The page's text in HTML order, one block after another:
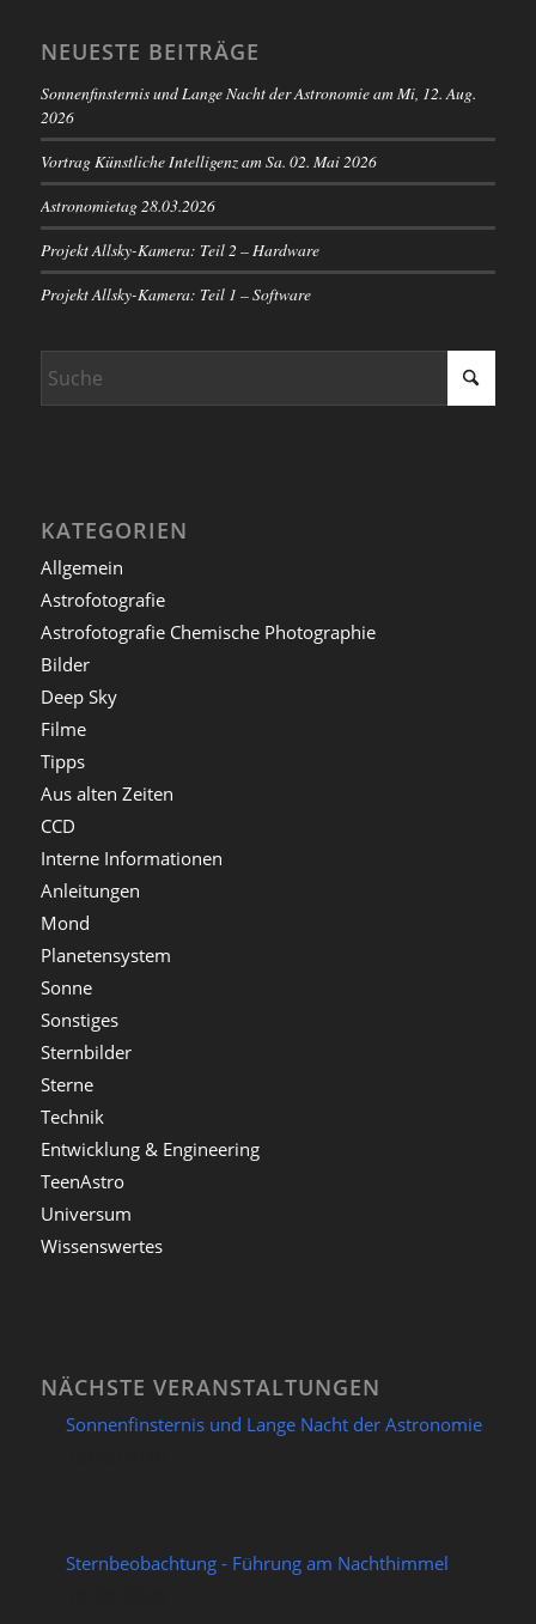
NEUESTE BEITRÄGE
Sonnenfinsternis und Lange Nacht der Astronomie am Mi, 12. Aug.
2026
Vortrag Künstliche Intelligenz am Sa. 02. Mai 2026
Astronomietag 28.03.2026
Projekt Allsky-Kamera: Teil 2 – Hardware
Projekt Allsky-Kamera: Teil 1 – Software
KATEGORIEN
Allgemein
Astrofotografie
Astrofotografie Chemische Photographie
Bilder
Deep Sky
Filme
Tipps
Aus alten Zeiten
CCD
Interne Informationen
Anleitungen
Mond
Planetensystem
Sonne
Sonstiges
Sternbilder
Sterne
Technik
Entwicklung & Engineering
TeenAstro
Universum
Wissenswertes
NÄCHSTE VERANSTALTUNGEN
Sonnenfinsternis und Lange Nacht der Astronomie
Sternbeobachtung - Führung am Nachthimmel